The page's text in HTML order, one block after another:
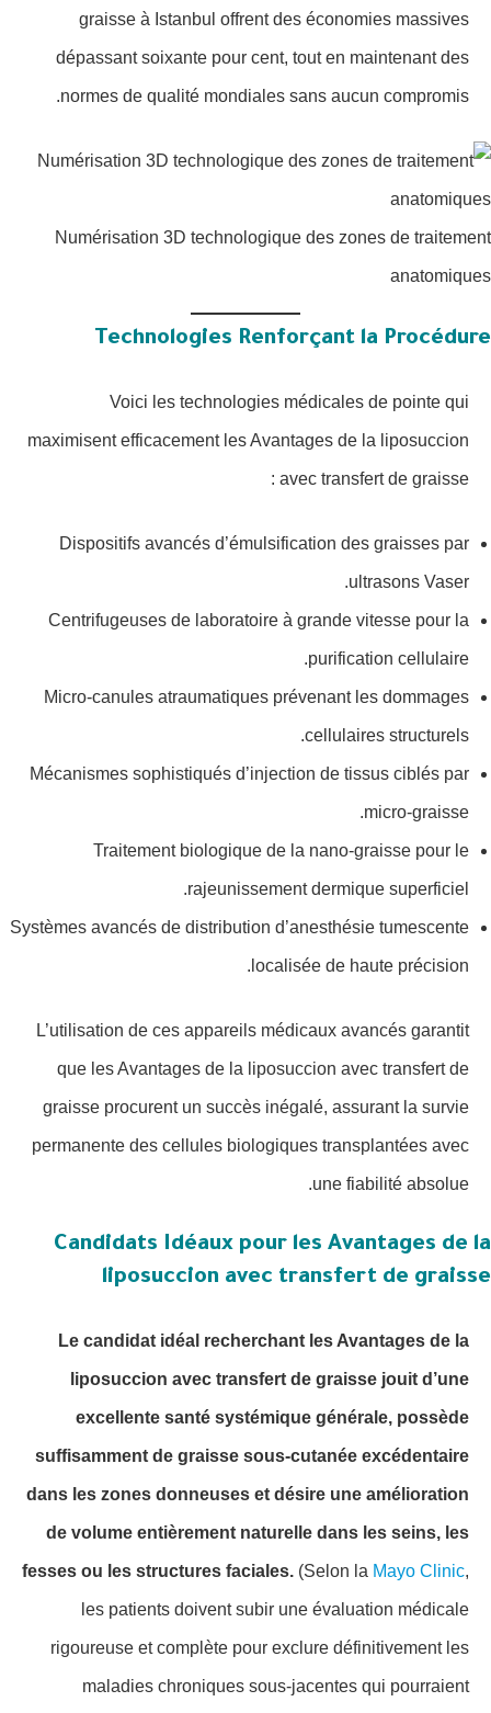
graisse à Istanbul offrent des économies massives
dépassant soixante pour cent, tout en maintenant des
normes de qualité mondiales sans aucun compromis.
Numérisation 3D technologique des zones de traitement
anatomiques
Technologies Renforçant la Procédure
Voici les technologies médicales de pointe qui
maximisent efficacement les Avantages de la liposuccion
avec transfert de graisse :
Dispositifs avancés d’émulsification des graisses par
ultrasons Vaser.
Centrifugeuses de laboratoire à grande vitesse pour la
purification cellulaire.
Micro-canules atraumatiques prévenant les dommages
cellulaires structurels.
Mécanismes sophistiqués d’injection de tissus ciblés par
micro-graisse.
Traitement biologique de la nano-graisse pour le
rajeunissement dermique superficiel.
Systèmes avancés de distribution d’anesthésie tumescente
localisée de haute précision.
L’utilisation de ces appareils médicaux avancés garantit
que les Avantages de la liposuccion avec transfert de
graisse procurent un succès inégalé, assurant la survie
permanente des cellules biologiques transplantées avec
une fiabilité absolue.
Candidats Idéaux pour les Avantages de la
liposuccion avec transfert de graisse
Le candidat idéal recherchant les Avantages de la
liposuccion avec transfert de graisse jouit d’une
excellente santé systémique générale, possède
suffisamment de graisse sous-cutanée excédentaire
dans les zones donneuses et désire une amélioration
de volume entièrement naturelle dans les seins, les
fesses ou les structures faciales. (Selon la Mayo Clinic,
les patients doivent subir une évaluation médicale
rigoureuse et complète pour exclure définitivement les
maladies chroniques sous-jacentes qui pourraient